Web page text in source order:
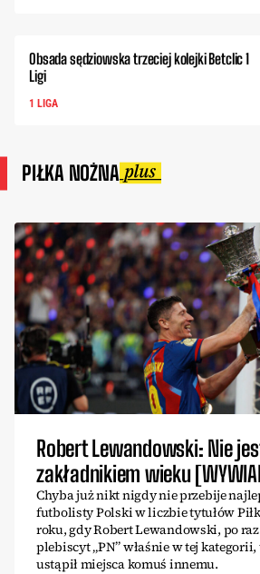
Obsada sędziowska trzeciej kolejki Betclic 1
Ligi
1 LIGA
PIŁKA NOŻNA
Robert Lewandowski: Nie
zakładnikiem wieku
Chyba już nikt nigdy nie przebije
futbolisty Polski w liczbie tytułów
roku, gdy Robert Lewandowski, po
plebiscyt „PN” właśnie w tej
ustąpił miejsca komuś innemu.